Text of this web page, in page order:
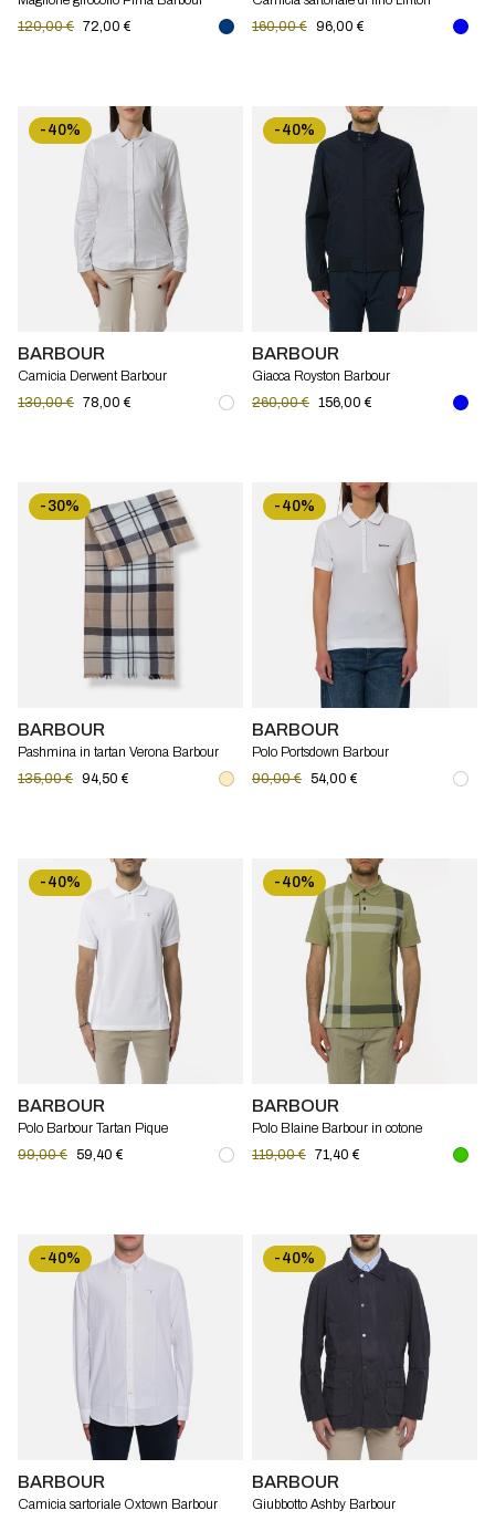
120,00 € 72,00 €
Barbour
160,00 € 96,00 €
-40%
BARBOUR
Camicia Derwent Barbour
130,00 € 78,00 €
-40%
BARBOUR
Giacca Royston Barbour
260,00 € 156,00 €
-30%
BARBOUR
Pashmina in tartan Verona Barbour
135,00 €
94,50 €
-40%
BARBOUR
Polo Portsdown Barbour
90,00 €
54,00 €
-40%
BARBOUR
Polo Barbour Tartan Pique
99,00 €
59,40 €
-40%
BARBOUR
Polo Blaine Barbour in cotone
119,00 € 71,40 €
-40%
BARBOUR
Camicia sartoriale Oxtown Barbour
-40%
BARBOUR
Giubbotto Ashby Barbour